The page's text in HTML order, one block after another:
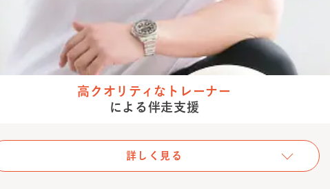
高クオリティな トレーナー
による伴走支援
詳しく見る